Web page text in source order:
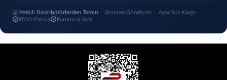
Yetkili Distribütörlerden Temin · Stoktan Gönderim · Aynı Gün Kargo
KDV'li Fatura
Kurumsal Alım